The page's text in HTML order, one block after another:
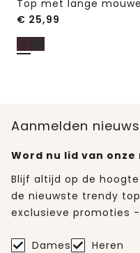
€ 25,99
Aanmelden
Word nu lid van
Blijf altijd op de
de nieuwste trendy
exclusieve promoties
Dames Heren